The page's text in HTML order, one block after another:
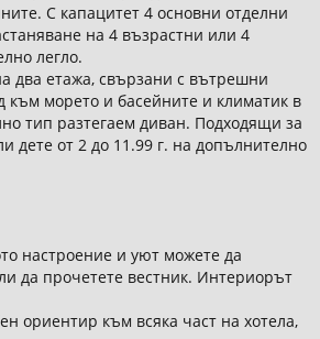
С капацитет 4 основни отделни
на 4 възрастни или 4
легло.
два етажа, свързани с вътрешни
към морето и басейните и климатик в
тип разтегаем диван. Подходящи за
дете от 2 до 11.99 г. на допълнително
настроение и уют можете да
да прочетете вестник. Интериорът
ориентир към всяка част на хотела,